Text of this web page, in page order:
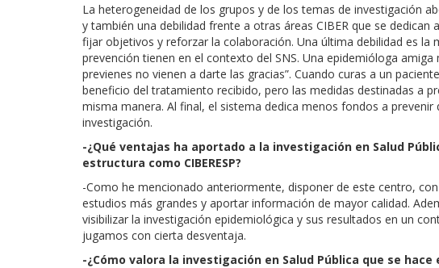
La heterogeneidad de los grupos y de los temas de investigación
y también una debilidad frente a otras áreas CIBER que se
fijar objetivos y reforzar la colaboración. Una última debilidad es la
prevención tienen en el contexto del SNS. Una epidemióloga
previenes no vienen a darte las gracias”. Cuando curas a un
beneficio del tratamiento recibido, pero las medidas destinadas a
misma manera. Al final, el sistema dedica menos fondos a
investigación.
-¿Qué ventajas ha aportado a la investigación en Salud
estructura como CIBERESP?
-Como he mencionado anteriormente, disponer de este centro,
estudios más grandes y aportar información de mayor calidad.
visibilizar la investigación epidemiológica y sus resultados en un
jugamos con cierta desventaja.
-¿Cómo valora la investigación en Salud Pública que se hace